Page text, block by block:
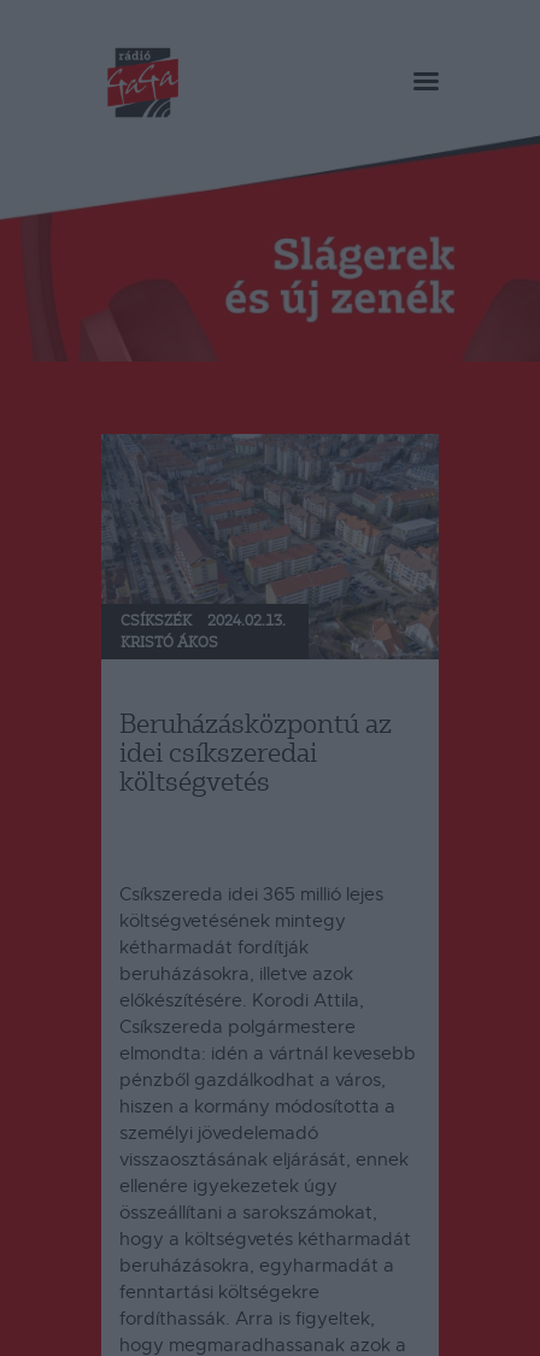
RÁDIÓ GAGA
Műsorok
Duma Duba
Podcast és videók
Stáb
Kapcsolat
CSÍKSZÉK
2024.02.13.
KRISTÓ ÁKOS
Beruházásközpontú az
idei csíkszeredai
költségvetés
Csíkszereda idei 365 millió lejes
költségvetésének mintegy
kétharmadát fordítják
beruházásokra, illetve azok
előkészítésére. Korodi Attila,
Csíkszereda polgármestere
elmondta: idén a vártnál kevesebb
pénzből gazdálkodhat a város,
hiszen a kormány módosította a
személyi jövedelemadó
visszaosztásának eljárását, ennek
ellenére igyekezetek úgy
összeállítani a sarokszámokat,
hogy a költségvetés kétharmadát
beruházásokra, egyharmadát a
fenntartási költségekre
fordíthassák. Arra is figyeltek,
hogy megmaradhassanak azok a